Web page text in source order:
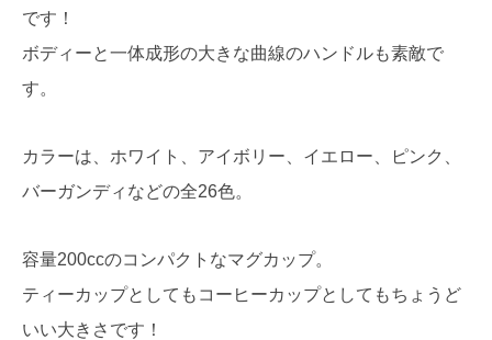
です！
ボディーと一体成形の大きな曲線のハンドルも素敵で
す。
カラーは、ホワイト、アイボリー、イエロー、ピンク、
バーガンディなどの全26色。
容量200ccのコンパクトなマグカップ。
ティーカップとしてもコーヒーカップとしてもちょうど
いい大きさです！